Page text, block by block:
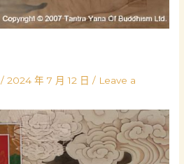
/2024 年 7 月 12 日/ Leave a